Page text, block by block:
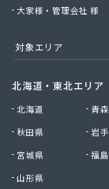
埼玉中央農業協
三ツ輪産業株
三栄ガス株式会
山二ガス株式
市川石油株式会
市川燃料店
小久保商店
小原住設株式会社
大家様・管理会社 様
対象エリア
北海道・東北エリア
北海道
青
秋田県
岩
宮城県
福
山形県